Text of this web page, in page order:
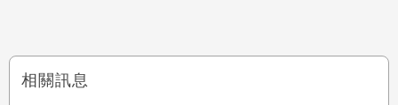
相關訊息